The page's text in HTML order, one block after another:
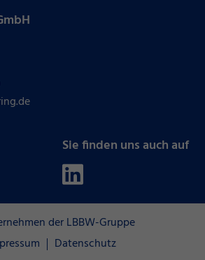
Sie finden uns auch auf
der LBBW-Gruppe
Datenschutz